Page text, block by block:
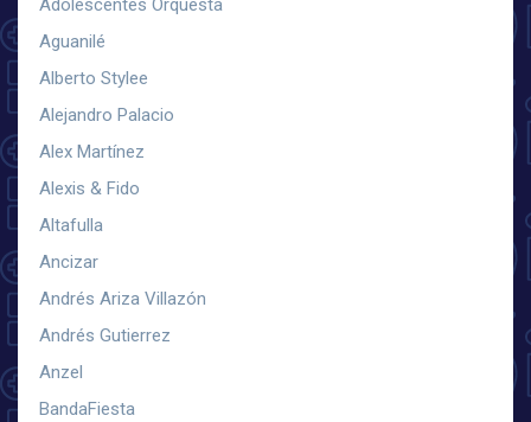
Adolescentes Orquesta
Aguanilé
Alberto Stylee
Alejandro Palacio
Alex Martínez
Alexis & Fido
Altafulla
Ancizar
Andrés Ariza Villazón
Andrés Gutierrez
Anzel
BandaFiesta